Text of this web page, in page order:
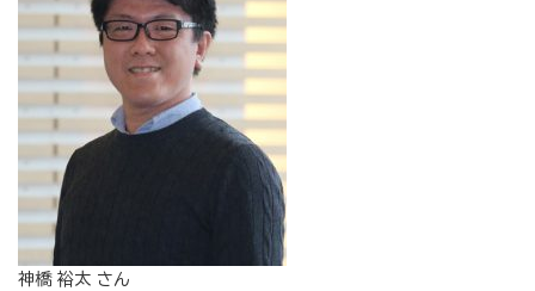
神橋 裕太 さん